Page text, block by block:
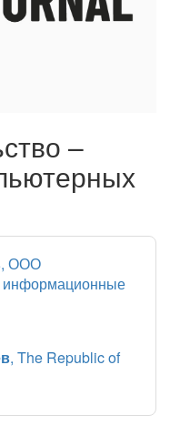
–
, ООО
информационные
, The Republic of